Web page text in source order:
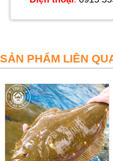
⭣ĐẶT
SẢN PHẨM LIÊN